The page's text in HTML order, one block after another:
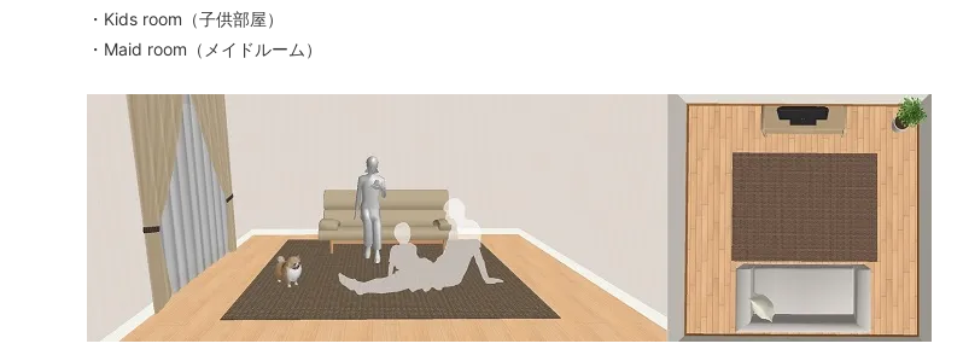
・Kids room（子供部屋）
・Maid room（メイドルーム）